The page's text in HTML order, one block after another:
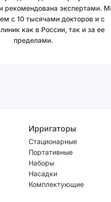
рекомендована экспертами.
с 10 тысячами докторов и с
как в России, так и за ее
пределами.
Ирригаторы
Стационарные
Портативные
Наборы
Насадки
Комплектующие